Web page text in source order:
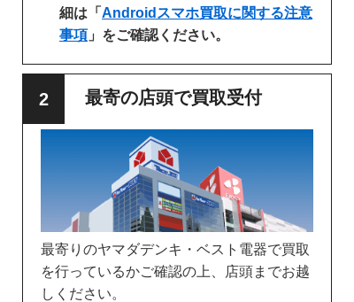
細は「 Androidスマホ買取に関する注意
事項 」をご確認ください。
最寄の店頭で買取受付
最寄りのヤマダデンキ・ベスト電器で買取
を行っているかご確認の上、店頭までお越
しください。